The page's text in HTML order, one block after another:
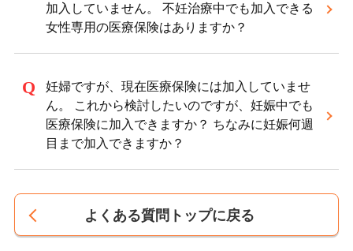
加入していません。 不妊治療中でも加入できる
女性専用の医療保険はありますか？
妊婦ですが、現在医療保険には加入していませ
ん。 これから検討したいのですが、妊娠中でも
医療保険に加入できますか？ ちなみに妊娠何週
目まで加入できますか？
よくある質問トップに戻る